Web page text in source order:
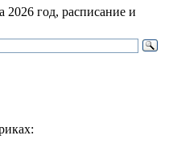
год, расписание и